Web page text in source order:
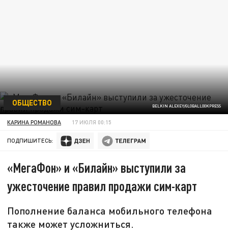
BELKIN ALEXEY/GLOBALLOOKPRESS
ОБЩЕСТВО
КАРИНА РОМАНОВА 17 ИЮЛЯ 00:15
ПОДПИШИТЕСЬ:
«МегаФон» и «Билайн» выступили за
ужесточение правил продажи сим-карт
Пополнение баланса мобильного телефона
также может усложниться.